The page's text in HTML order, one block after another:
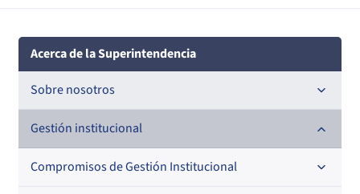
Acerca de la Superintendencia
Sobre nosotros
Historia
Definiciones estratégicas
Gestión institucional
Compromisos de Gestión Institucional